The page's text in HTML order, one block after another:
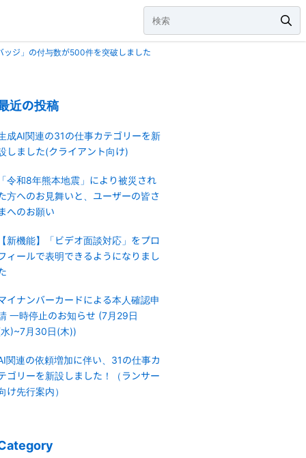
ッジ」の付与数が500件を突破しました
近の投稿
成AI関連の31の仕事カテゴリーを新
しました(クライアント向け)
「令和8年熊本地震」により被災され
方へのお見舞いと、ユーザーの皆さ
へのお願い
【新機能】「ビデオ面談対応」をプロ
ィールで表明できるようになりまし
イナンバーカードによる本人確認申
一時停止のお知らせ (7月29日
)~7月30日(木))
関連の依頼増加に伴い、31の仕事カ
ゴリーを新設しました！（ランサー
け先行案内）